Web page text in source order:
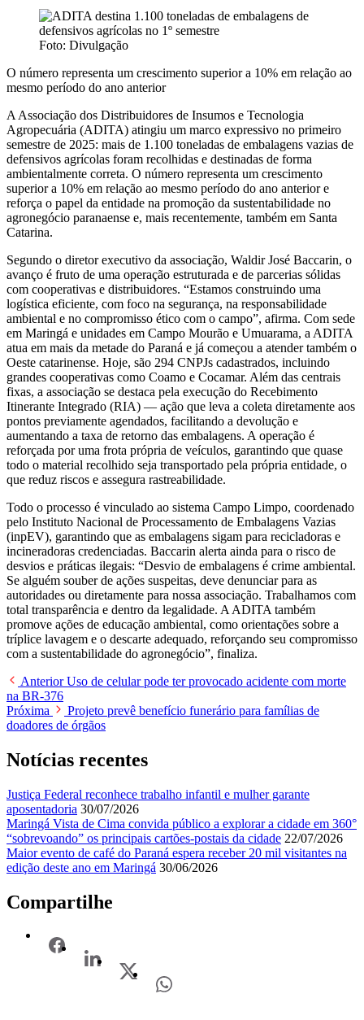
Foto: Divulgação
O número representa um crescimento superior a 10% em relação ao
mesmo período do ano anterior
A Associação dos Distribuidores de Insumos e Tecnologia
Agropecuária (ADITA) atingiu um marco expressivo no primeiro
semestre de 2025: mais de 1.100 toneladas de embalagens vazias de
defensivos agrícolas foram recolhidas e destinadas de forma
ambientalmente correta. O número representa um crescimento
superior a 10% em relação ao mesmo período do ano anterior e
reforça o papel da entidade na promoção da sustentabilidade no
agronegócio paranaense e, mais recentemente, também em Santa
Catarina.
Segundo o diretor executivo da associação, Waldir José Baccarin, o
avanço é fruto de uma operação estruturada e de parcerias sólidas
com cooperativas e distribuidores. “Estamos construindo uma
logística eficiente, com foco na segurança, na responsabilidade
ambiental e no compromisso ético com o campo”, afirma. Com sede
em Maringá e unidades em Campo Mourão e Umuarama, a ADITA
atua em mais da metade do Paraná e já começou a atender também o
Oeste catarinense. Hoje, são 294 CNPJs cadastrados, incluindo
grandes cooperativas como Coamo e Cocamar. Além das centrais
fixas, a associação se destaca pela execução do Recebimento
Itinerante Integrado (RIA) — ação que leva a coleta diretamente aos
pontos previamente agendados, facilitando a devolução e
aumentando a taxa de retorno das embalagens. A operação é
reforçada por uma frota própria de veículos, garantindo que quase
todo o material recolhido seja transportado pela própria entidade, o
que reduz riscos e assegura rastreabilidade.
Todo o processo é vinculado ao sistema Campo Limpo, coordenado
pelo Instituto Nacional de Processamento de Embalagens Vazias
(inpEV), garantindo que as embalagens sigam para recicladoras e
incineradoras credenciadas. Baccarin alerta ainda para o risco de
desvios e práticas ilegais: “Desvio de embalagens é crime ambiental.
Se alguém souber de ações suspeitas, deve denunciar para as
autoridades ou diretamente para nossa associação. Trabalhamos com
total transparência e dentro da legalidade. A ADITA também
promove ações de educação ambiental, como orientações sobre a
tríplice lavagem e o descarte adequado, reforçando seu compromisso
com a sustentabilidade do agronegócio”, finaliza.
AnteriorUso de celular pode ter provocado acidente com morte
na BR-376
Próxima
Projeto prevê benefício funerário para famílias de
doadores de órgãos
Notícias recentes
Justiça Federal reconhece trabalho infantil e mulher garante
aposentadoria 30/07/2026
Maringá Vista de Cima convida público a explorar a cidade em 360°
“sobrevoando” os principais cartões-postais da cidade 22/07/2026
Maior evento de café do Paraná espera receber 20 mil visitantes na
edição deste ano em Maringá 30/06/2026
Compartilhe